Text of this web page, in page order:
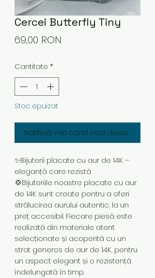
Cercei Butterfly Tiny
69,00 RON
Cantitate *
Stoc epuizat
Notifică-mă când este disponibil
✨Bijuterii placate cu aur de 14K –
eleganță care rezistă
💢Bijuteriile noastre placate cu aur
de 14K sunt create pentru a oferi
strălucirea aurului autentic, la un
preț accesibil. Fiecare piesă este
realizată din materiale atent
selecționate și acoperită cu un
strat generos de aur de 14K, pentru
un aspect elegant și o rezistență
îndelungată în timp.